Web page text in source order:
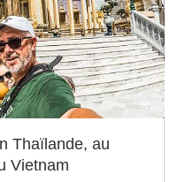
Thaïlande, au
Vietnam